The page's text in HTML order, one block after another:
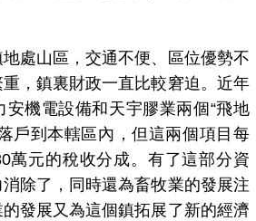
山區，交通不便、區位優勢不
，鎮裏財政一直比較窘迫。近年
安機電設備和天宇膠業兩個“飛地
戶到本轄區內，但這兩個項目每
萬元的稅收分成。有了這部分資
除了，同時還為畜牧業的發展注
發展又為這個鎮拓展了新的經濟